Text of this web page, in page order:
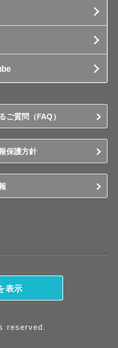
ご質問（FAQ）
保護方針
表示
reserved.